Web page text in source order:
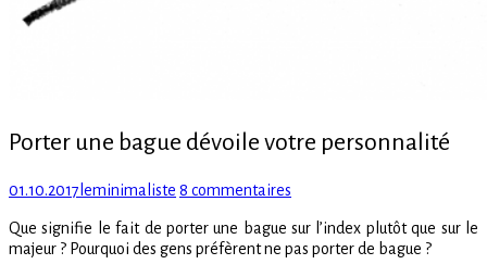
Porter une bague dévoile votre personnalité
Posted
01.10.2017 Author
leminimaliste 8 commentaires
une
bague
Que signifie le fait de porter une bague sur l’index plutôt que sur le
majeur ? Pourquoi des gens préfèrent ne pas porter de bague ?